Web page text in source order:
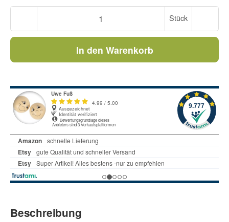
Stück
In den Warenkorb
Beschreibung